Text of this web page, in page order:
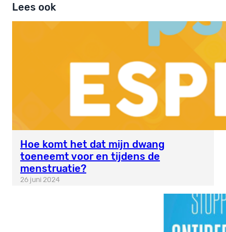
Lees ook
Hoe komt het dat mijn dwang
toeneemt voor en tijdens de
menstruatie?
26 juni 2024